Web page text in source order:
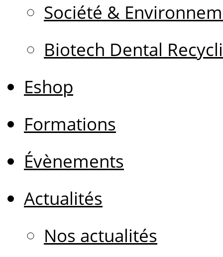
Société &
Biotech Dental
Eshop
Formations
Évènements
Actualités
Nos actualités